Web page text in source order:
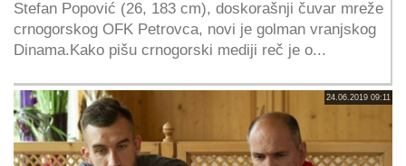
Stefan Popović (26, 183 cm), doskorašnji čuvar mreže
crnogorskog OFK Petrovca, novi je golman vranjskog
Dinama.Kako pišu crnogorski mediji reč je o...
24.06.2019 09:11